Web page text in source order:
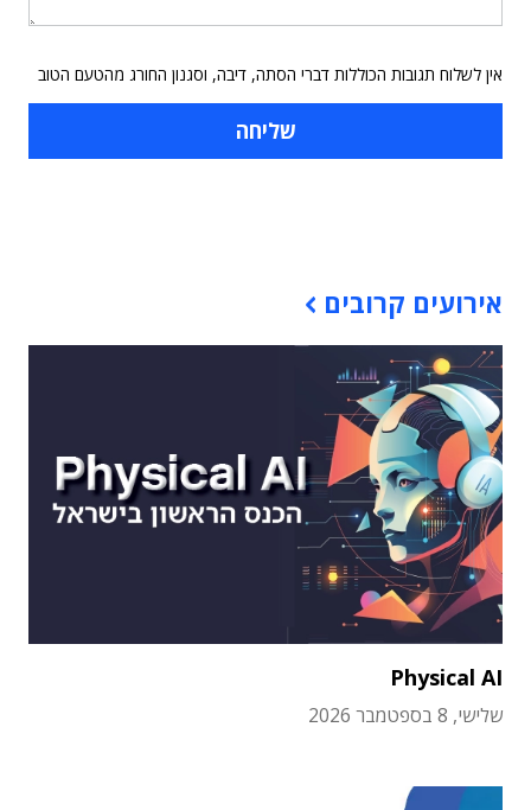
אין לשלוח תגובות הכוללות דברי הסתה, דיבה, וסגנון החורג מהטעם הטוב
אירועים קרובים
Physical AI
שלישי, 8 בספטמבר 2026